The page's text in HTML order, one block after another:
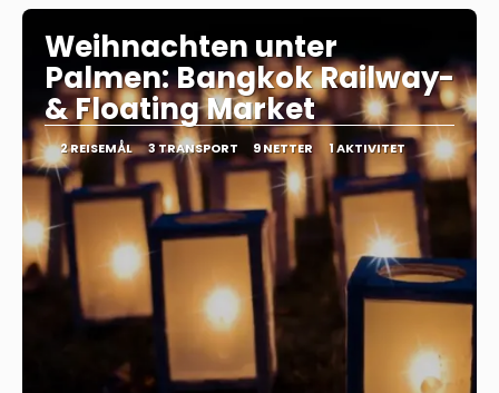
Weihnachten unter
Palmen: Bangkok Railway-
& Floating Market
2 REISEMÅL 3 TRANSPORT 9 NETTER 1 AKTIVITET